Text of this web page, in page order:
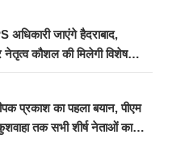
अधिकारी जाएंगे हैदराबाद,
कौशल की मिलेगी विशेष
प्रकाश का पहला बयान, पीएम
तक सभी शीर्ष नेताओं का